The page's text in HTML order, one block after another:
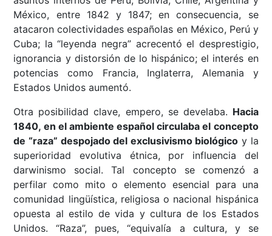
México, entre 1842 y 1847; en consecuencia, se
atacaron colectividades españolas en México, Perú y
Cuba; la “leyenda negra” acrecentó el desprestigio,
ignorancia y distorsión de lo hispánico; el interés en
potencias como Francia, Inglaterra, Alemania y
Estados Unidos aumentó.
Otra posibilidad clave, empero, se develaba. Hacia
1840, en el ambiente español circulaba el concepto
de “raza” despojado del exclusivismo biológico y la
superioridad evolutiva étnica, por influencia del
darwinismo social. Tal concepto se comenzó a
perfilar como mito o elemento esencial para una
comunidad lingüística, religiosa o nacional hispánica
opuesta al estilo de vida y cultura de los Estados
Unidos. “Raza”, pues, “equivalía a cultura, y se